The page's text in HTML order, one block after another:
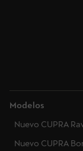
Modelos
Nuevo CUPRA
Nuevo CUPRA